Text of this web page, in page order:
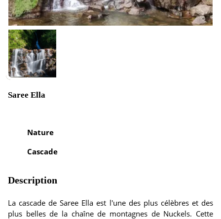
Saree Ella
Nature
Cascade
Description
La cascade de Saree Ella est l'une des plus célèbres et des
plus belles de la chaîne de montagnes de Nuckels. Cette